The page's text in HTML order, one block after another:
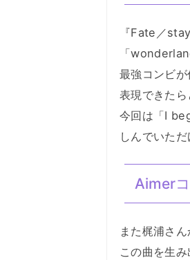
『Fate／
「
最強コンビ
表現できたら
今回は「I
しんでいた
Aimer
また梶浦さ
この曲を生